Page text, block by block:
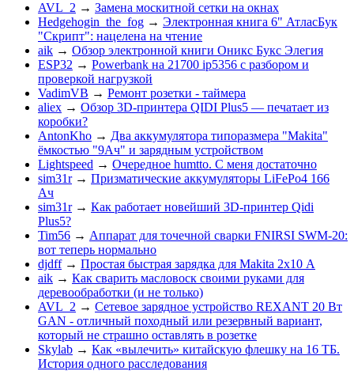
AVL_2 → Замена москитной сетки на окнах
Hedgehogin_the_fog → Электронная книга 6" АтласБук
"Скрипт": нацелена на чтение
aik → Обзор электронной книги Оникс Букс Элегия
ESP32 → Powerbank на 21700 ip5356 c разбором и
проверкой нагрузкой
VadimVB → Ремонт розетки - таймера
aliex → Обзор 3D-принтера QIDI Plus5 — печатает из
коробки?
AntonKho → Два аккумулятора типоразмера "Makita"
ёмкостью "9Ач" и зарядным устройством
Lightspeed → Очередное humtto. С меня достаточно
sim31r → Призматические аккумуляторы LiFePo4 166
Ач
sim31r → Как работает новейший 3D-принтер Qidi
Plus5?
Tim56 → Аппарат для точечной сварки FNIRSI SWM-20:
вот теперь нормально
djdff → Простая быстрая зарядка для Makita 2х10 А
aik → Как сварить масловоск своими руками для
деревообработки (и не только)
AVL_2 → Сетевое зарядное устройство REXANT 20 Вт
GAN - отличный походный или резервный вариант,
который не страшно оставлять в розетке
Skylab → Как «вылечить» китайскую флешку на 16 ТБ.
История одного расследования